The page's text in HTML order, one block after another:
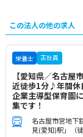
この法人の他の求人
栄養士 正社員
【愛知県／名古
近徒歩1分♪年間
企業主導型保育園
集です！
名古屋市営地下
見(愛知)駅」（徒